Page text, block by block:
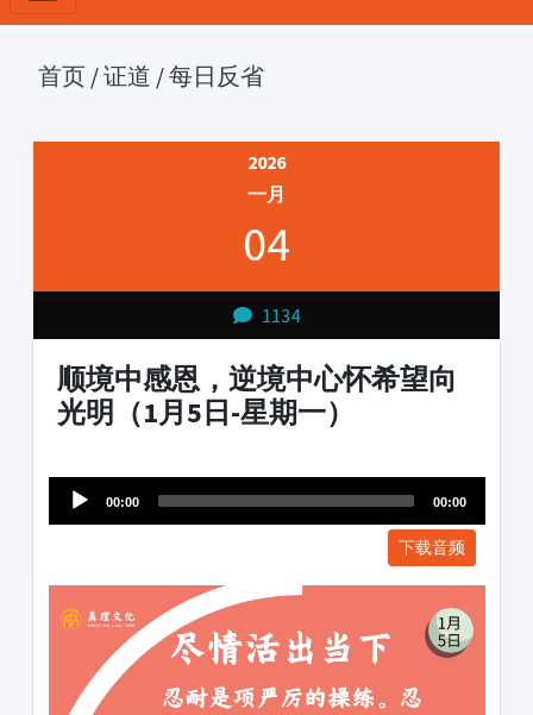
首页 /证道 /每日反省
2026
一月
04
1134
顺境中感恩，逆境中心怀希望向
光明（1月5日-星期一）
Player
00:00 00:00
下载音频